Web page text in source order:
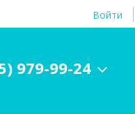
Войти
979-99-24